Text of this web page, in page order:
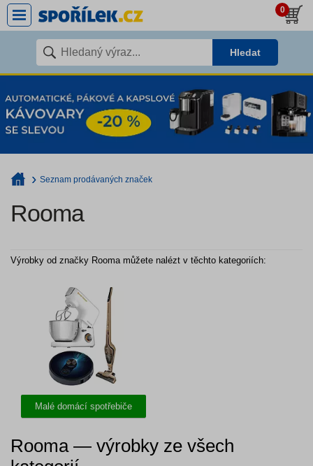
0
Hledat
Seznam prodávaných značek
Rooma
Výrobky od značky Rooma můžete nalézt v těchto kategoriích:
Malé domácí spotřebiče
Rooma — výrobky ze všech